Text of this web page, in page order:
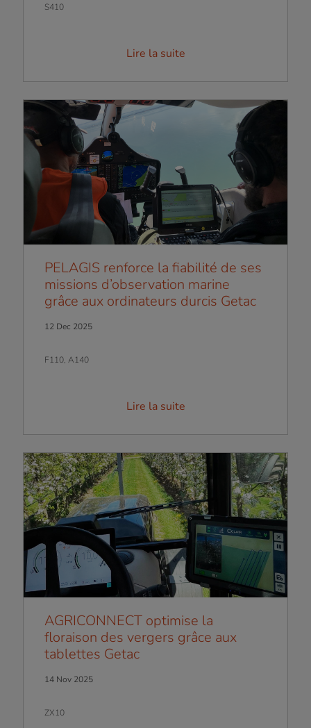
S410
Lire la suite
PELAGIS renforce la fiabilité de ses
missions d’observation marine
grâce aux ordinateurs durcis Getac
12 Dec 2025
F110, A140
Lire la suite
AGRICONNECT optimise la
floraison des vergers grâce aux
tablettes Getac
14 Nov 2025
ZX10